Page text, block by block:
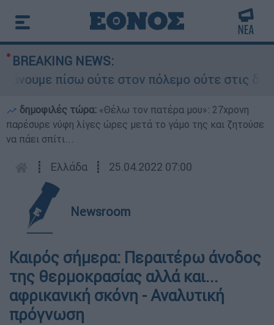
BREAKING NEWS:
πίσω ούτε στον πόλεμο ούτε στις
δημοφιλές τώρα: «Θέλω τον πατέρα μου»: 27χρονη
παρέσυρε νύφη λίγες ώρες μετά το γάμο της και ζητούσε
να πάει σπίτι...
┋ Ελλάδα ┋ 25.04.2022 07:00
Newsroom
Καιρός σήμερα: Περαιτέρω άνοδος
της θερμοκρασίας αλλά και...
αφρικανική σκόνη - Αναλυτική
πρόγνωση